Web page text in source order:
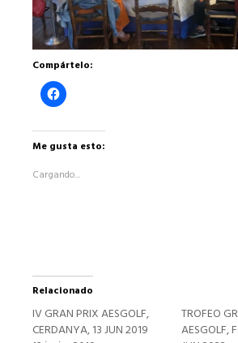
Compártelo:
Haz
clic
en
Facebook
en
Me gusta esto:
Cargando...
Relacionado
IV GRAN PRIX AESGOLF,
CERDANYA, 13 JUN 2019
TROFEO
AESGOLF,